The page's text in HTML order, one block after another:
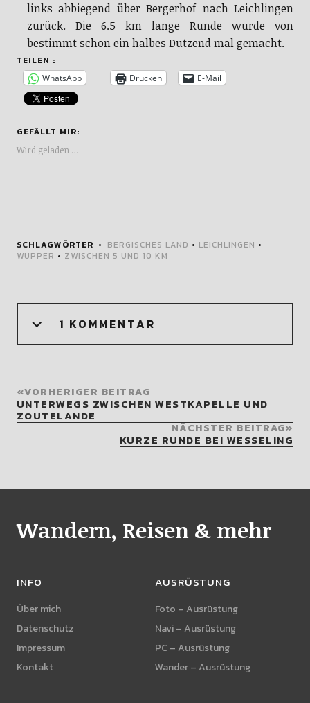
links abbiegend über Bergerhof nach Leichlingen
zurück. Die 6.5 km lange Runde wurde von
bestimmt schon ein halbes Dutzend mal gemacht.
TEILEN :
WhatsApp Drucken E-Mail
GEFÄLLT MIR:
Wird geladen …
SCHLAGWÖRTER BERGISCHES LAND • LEICHLINGEN •
WUPPER • ZWISCHEN 5 UND 10 KM
1 KOMMENTAR
VORHERIGER BEITRAG
UNTERWEGS ZWISCHEN WESTKAPELLE UND
ZOUTELANDE
NÄCHSTER BEITRAG
KURZE RUNDE BEI WESSELING
Wandern, Reisen & mehr
INFO
Über mich
Datenschutz
Impressum
Kontakt
AUSRÜSTUNG
Foto – Ausrüstung
Navi – Ausrüstung
PC – Ausrüstung
Wander – Ausrüstung